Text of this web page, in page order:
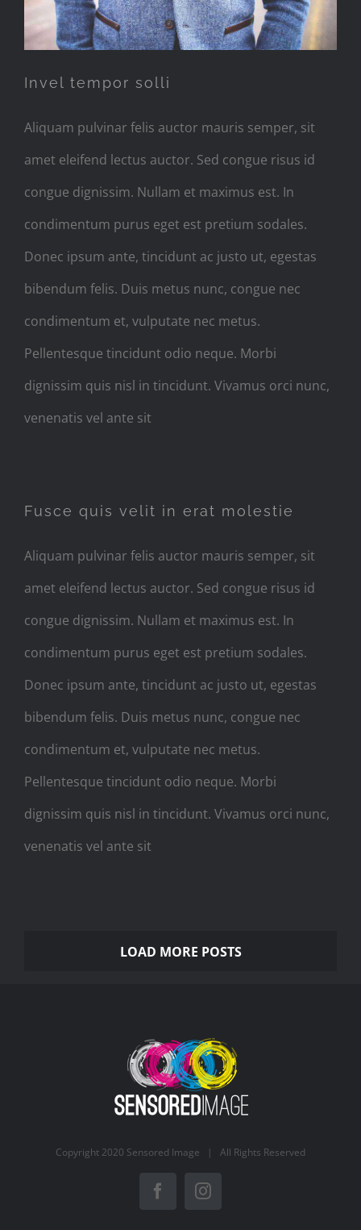
Invel tempor solli
Aliquam pulvinar felis auctor mauris semper, sit
amet eleifend lectus auctor. Sed congue risus id
congue dignissim. Nullam et maximus est. In
condimentum purus eget est pretium sodales.
Donec ipsum ante, tincidunt ac justo ut, egestas
bibendum felis. Duis metus nunc, congue nec
condimentum et, vulputate nec metus.
Pellentesque tincidunt odio neque. Morbi
dignissim quis nisl in tincidunt. Vivamus orci nunc,
venenatis vel ante sit
Fusce quis velit in erat molestie
Aliquam pulvinar felis auctor mauris semper, sit
amet eleifend lectus auctor. Sed congue risus id
congue dignissim. Nullam et maximus est. In
condimentum purus eget est pretium sodales.
Donec ipsum ante, tincidunt ac justo ut, egestas
bibendum felis. Duis metus nunc, congue nec
condimentum et, vulputate nec metus.
Pellentesque tincidunt odio neque. Morbi
dignissim quis nisl in tincidunt. Vivamus orci nunc,
venenatis vel ante sit
LOAD MORE POSTS
Copyright 2020 Sensored Image | All Rights Reserved
FacebookInstagram